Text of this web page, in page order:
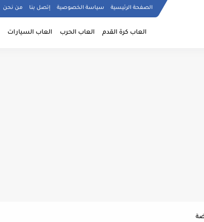
الصفحة الرئيسية سياسة الخصوصية إتصل بنا من نحن
العاب كرة القدم العاب الحرب العاب السيارات